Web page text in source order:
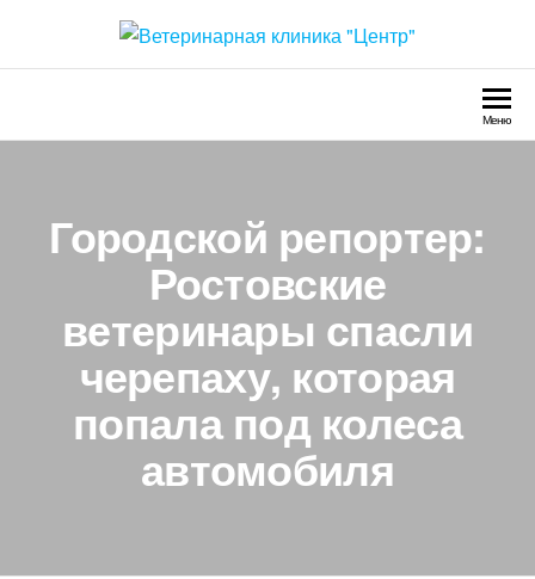
содержимомуВетеринарная клиника
Круглосуточно
Меню
Городской репортер:
Ростовские
ветеринары спасли
черепаху, которая
попала под колеса
автомобиля